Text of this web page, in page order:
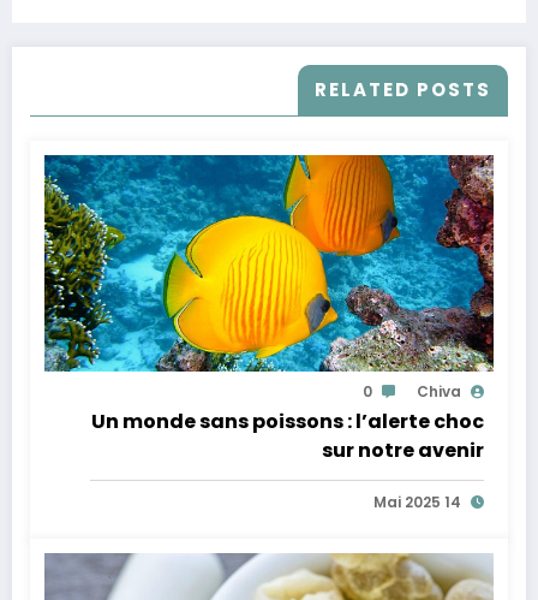
RELATED POSTS
Chiva
0
Un monde sans poissons : l’alerte choc
sur notre avenir
14 Mai 2025